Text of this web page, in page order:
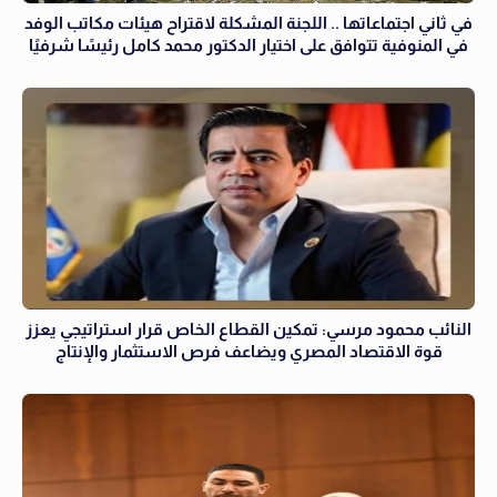
في ثاني اجتماعاتها .. اللجنة المشكلة لاقتراح هيئات مكاتب الوفد
في المنوفية تتوافق على اختيار الدكتور محمد كامل رئيسًا شرفيًا
النائب محمود مرسي: تمكين القطاع الخاص قرار استراتيجي يعزز
قوة الاقتصاد المصري ويضاعف فرص الاستثمار والإنتاج